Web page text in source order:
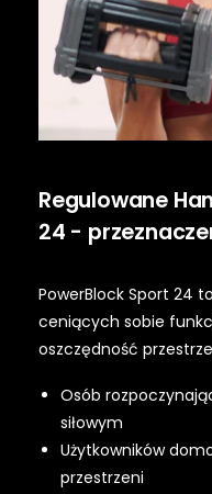
Regulowane
24 -
PowerBlock Sport 24
ceniących sobie
oszczędność
Osób
siłowym
Użytkowników
przestrzeni